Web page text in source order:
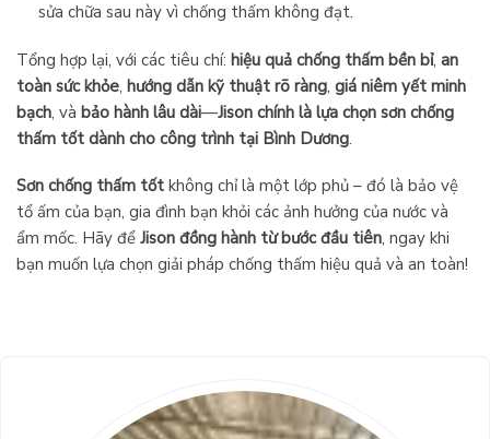
sửa chữa sau này vì chống thấm không đạt.
Tổng hợp lại, với các tiêu chí: hiệu quả chống thấm bền bỉ, an
toàn sức khỏe, hướng dẫn kỹ thuật rõ ràng, giá niêm yết minh
bạch, và bảo hành lâu dài—Jison chính là lựa chọn sơn chống
thấm tốt dành cho công trình tại Bình Dương.
Sơn chống thấm tốt không chỉ là một lớp phủ – đó là bảo vệ
tổ ấm của bạn, gia đình bạn khỏi các ảnh hưởng của nước và
ẩm mốc. Hãy để Jison đồng hành từ bước đầu tiên, ngay khi
bạn muốn lựa chọn giải pháp chống thấm hiệu quả và an toàn!